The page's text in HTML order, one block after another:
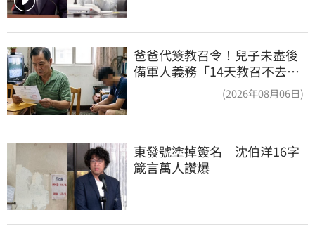
爸爸代簽教召令！兒子未盡後
備軍人義務「14天教召不去」
(2026年08月06日)
東發號塗掉簽名　沈伯洋16字
箴言萬人讚爆